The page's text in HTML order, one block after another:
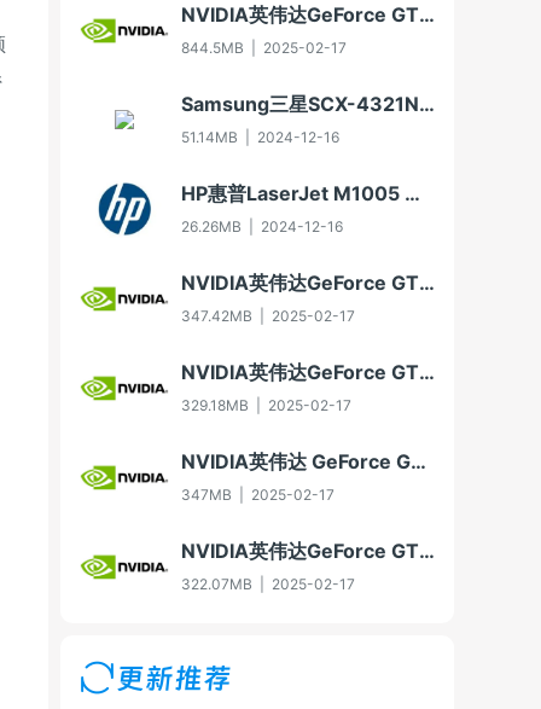
NVIDIA英伟达GeForce GTX 650显卡驱动For Win10-64
844.5MB 2025-02-17
Samsung三星SCX-4321NS多功能一体机打印驱动3.11.60.00:04版For WinXP-32/WinXP-64/Vista-32/Vista-64/Win7-32/Win7-64（2012年8月30日发布）
51.14MB 2024-12-16
HP惠普LaserJet M1005 MFP多功能一体机驱动20070326版For Vista
26.26MB 2024-12-16
NVIDIA英伟达GeForce GT 630显卡驱动For Win10-32
347.42MB 2025-02-17
NVIDIA英伟达GeForce GTX 750显卡驱动For Win7-32/Win8-32/Win8.1-32
329.18MB 2025-02-17
NVIDIA英伟达 GeForce GTX 550 Ti显卡驱动Win7 64/Win8 64/Win8.1 64
347MB 2025-02-17
NVIDIA英伟达GeForce GTX 960显卡驱动For Win7-32/Win8-32/Win8.1-32
322.07MB 2025-02-17
更新推荐